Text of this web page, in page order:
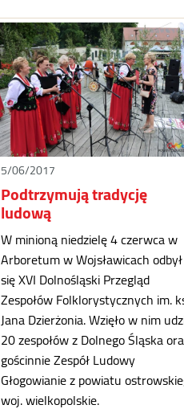
5/06/2017
Podtrzymują tradycję
ludową
W minioną niedzielę 4 czerwca w
Arboretum w Wojsławicach odbył
się XVI Dolnośląski Przegląd
Zespołów Folklorystycznych im.
Jana Dzierżonia. Wzięło w nim
20 zespołów z Dolnego Śląska
gościnnie Zespół Ludowy
Głogowianie z powiatu
woj. wielkopolskie.